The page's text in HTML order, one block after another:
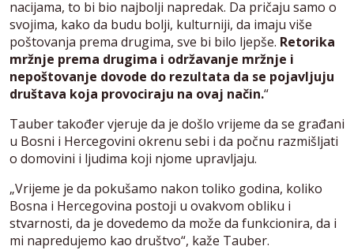
nacijama, to bi bio najbolji napredak. Da pričaju samo o
svojima, kako da budu bolji, kulturniji, da imaju više
poštovanja prema drugima, sve bi bilo ljepše. Retorika
mržnje prema drugima i održavanje mržnje i
nepoštovanje dovode do rezultata da se pojavljuju
društava koja provociraju na ovaj način.“
Tauber također vjeruje da je došlo vrijeme da se građani
u Bosni i Hercegovini okrenu sebi i da počnu razmišljati
o domovini i ljudima koji njome upravljaju.
„Vrijeme je da pokušamo nakon toliko godina, koliko
Bosna i Hercegovina postoji u ovakvom obliku i
stvarnosti, da je dovedemo da može da funkcionira, da i
mi napredujemo kao društvo“, kaže Tauber.